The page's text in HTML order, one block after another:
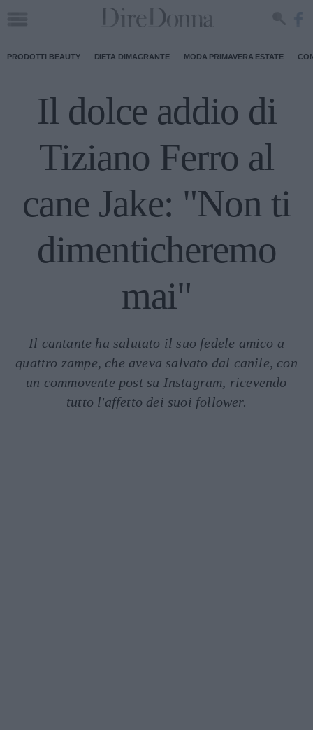
PRODOTTI BEAUTY DIETA DIMAGRANTE MODA PRIMAVERA ESTATE
Il dolce addio di
Tiziano Ferro al
cane Jake: "Non ti
dimenticheremo
ma​​i"
Il cantante ha salutato il suo fedele amico a
quattro zampe, che aveva salvato dal canile, con
un commovente post su Instagram, ricevendo
tutto l'affetto dei suoi follower.